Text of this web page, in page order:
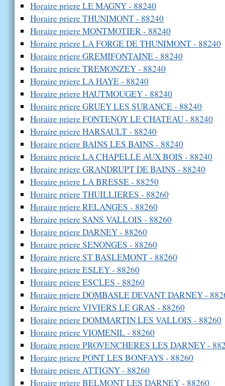
Horaire priere LE MAGNY - 88240
Horaire priere THUNIMONT - 88240
Horaire priere MONTMOTIER - 88240
Horaire priere LA FORGE DE THUNIMONT - 88240
Horaire priere GREMIFONTAINE - 88240
Horaire priere TREMONZEY - 88240
Horaire priere LA HAYE - 88240
Horaire priere HAUTMOUGEY - 88240
Horaire priere GRUEY LES SURANCE - 88240
Horaire priere FONTENOY LE CHATEAU - 88240
Horaire priere HARSAULT - 88240
Horaire priere BAINS LES BAINS - 88240
Horaire priere LA CHAPELLE AUX BOIS - 88240
Horaire priere GRANDRUPT DE BAINS - 88240
Horaire priere LA BRESSE - 88250
Horaire priere THUILLIERES - 88260
Horaire priere RELANGES - 88260
Horaire priere SANS VALLOIS - 88260
Horaire priere DARNEY - 88260
Horaire priere SENONGES - 88260
Horaire priere ST BASLEMONT - 88260
Horaire priere ESLEY - 88260
Horaire priere ESCLES - 88260
Horaire priere DOMBASLE DEVANT DARNEY -
Horaire priere VIVIERS LE GRAS - 88260
Horaire priere DOMMARTIN LES VALLOIS - 88260
Horaire priere VIOMENIL - 88260
Horaire priere PROVENCHERES LES DARNEY -
Horaire priere PONT LES BONFAYS - 88260
Horaire priere ATTIGNY - 88260
Horaire priere BELMONT LES DARNEY - 88260